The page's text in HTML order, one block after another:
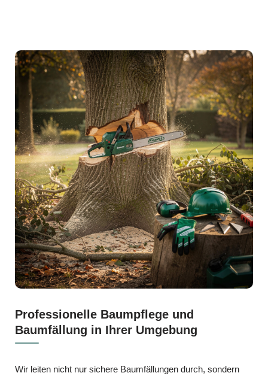
Professionelle Baumpflege und
Baumfällung in Ihrer Umgebung
Wir leiten nicht nur sichere Baumfällungen durch, sondern